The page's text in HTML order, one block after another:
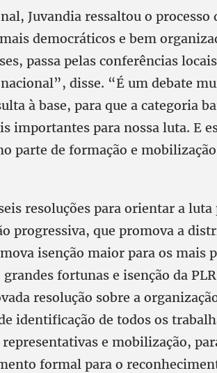
Juvandia ressaltou o processo
democráticos e bem
passa pelas conferências
disse. “É um debate
à base, para que a categoria
importantes para nossa luta. E
parte de formação e
resoluções para orientar a luta
progressiva, que promova a
isenção maior para os mais
fortunas e isenção da
resolução sobre a
identificação de todos os
e mobilização,
formal para o